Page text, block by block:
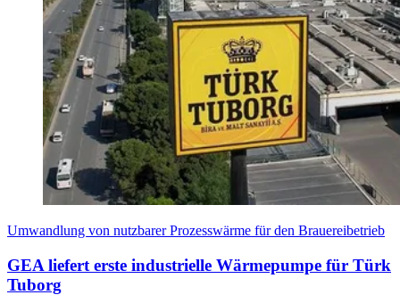
Umwandlung von nutzbarer Prozesswärme für den Brauereibetrieb
GEA liefert erste industrielle Wärmepumpe für Türk
Tuborg